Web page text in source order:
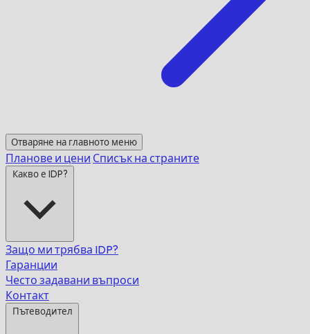
Отваряне на главното меню
Планове и цени Списък на страните
Какво е IDP?
Защо ми трябва IDP?
Гаранции
Често задавани въпроси
Контакт
Пътеводител